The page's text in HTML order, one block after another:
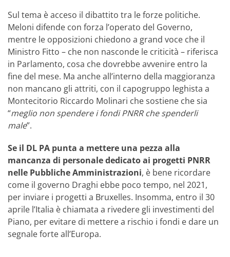
Sul tema è acceso il dibattito tra le forze politiche.
Meloni difende con forza l’operato del Governo,
mentre le opposizioni chiedono a grand voce che il
Ministro Fitto – che non nasconde le criticità – riferisca
in Parlamento, cosa che dovrebbe avvenire entro la
fine del mese. Ma anche all’interno della maggioranza
non mancano gli attriti, con il capogruppo leghista a
Montecitorio Riccardo Molinari che sostiene che sia
“meglio non spendere i fondi PNRR che spenderli
male”.
Se il DL PA punta a mettere una pezza alla
mancanza di personale dedicato ai progetti PNRR
nelle Pubbliche Amministrazioni, è bene ricordare
come il governo Draghi ebbe poco tempo, nel 2021,
per inviare i progetti a Bruxelles. Insomma, entro il 30
aprile l’Italia è chiamata a rivedere gli investimenti del
Piano, per evitare di mettere a rischio i fondi e dare un
segnale forte all’Europa.